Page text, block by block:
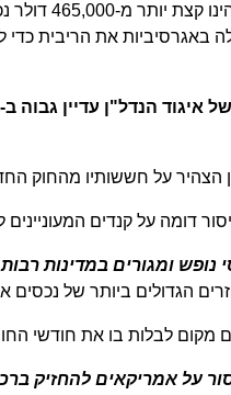
2022 -
באגרסיביות את הריבית
הצהיר על חששותיו מהחוק
דומה על קנדים
נופש ומגורים במדינות
הגדולים ביותר של נכסים
מקום לבלות בו את חודשי
על אמריקאים להחזיק